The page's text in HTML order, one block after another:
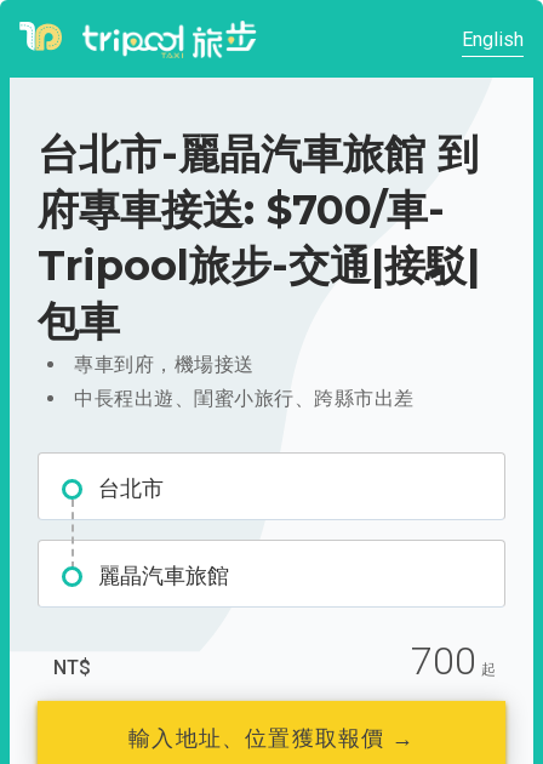
English
台北市-麗晶汽車旅館 到
府專車接送: $700/車-
Tripool旅步-交通|接駁|
包車
專車到府，機場接送
中長程出遊、閨蜜小旅行、跨縣市出差
台北市
麗晶汽車旅館
NT$ 700 起
輸入地址、位置獲取報價 →